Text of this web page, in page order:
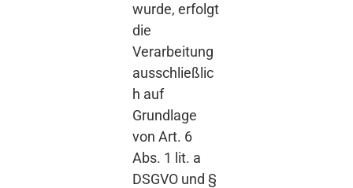
wurde, erfolgt
die
Verarbeitung
ausschließlic
h auf
Grundlage
von Art. 6
Abs. 1 lit. a
DSGVO und §